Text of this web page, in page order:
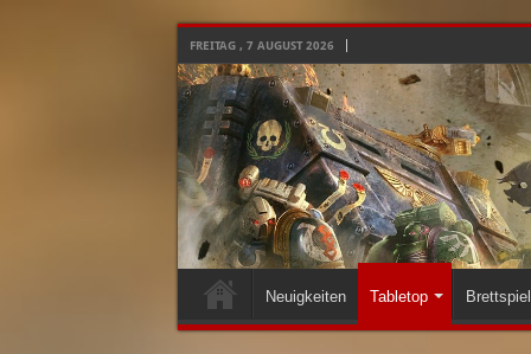
FREITAG , 7 AUGUST 2026
Neuigkeiten Tabletop